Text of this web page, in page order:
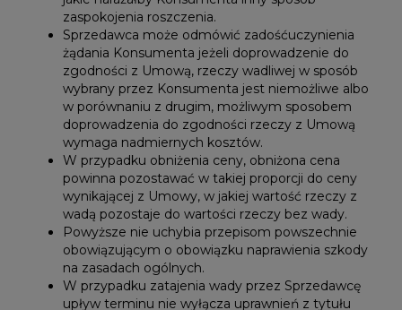
zaspokojenia roszczenia.
Sprzedawca może odmówić zadośćuczynienia
żądania Konsumenta jeżeli doprowadzenie do
zgodności z Umową, rzeczy wadliwej w sposób
wybrany przez Konsumenta jest niemożliwe albo
w porównaniu z drugim, możliwym sposobem
doprowadzenia do zgodności rzeczy z Umową
wymaga nadmiernych kosztów.
W przypadku obniżenia ceny, obniżona cena
powinna pozostawać w takiej proporcji do ceny
wynikającej z Umowy, w jakiej wartość rzeczy z
wadą pozostaje do wartości rzeczy bez wady.
Powyższe nie uchybia przepisom powszechnie
obowiązującym o obowiązku naprawienia szkody
na zasadach ogólnych.
W przypadku zatajenia wady przez Sprzedawcę
upływ terminu nie wyłącza uprawnień z tytułu